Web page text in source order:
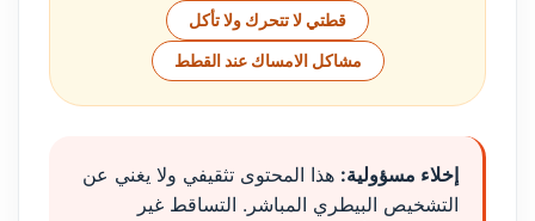
قطتي لا تتحرك ولا تأكل
مشاكل الامساك عند القطط
إخلاء مسؤولية: هذا المحتوى تثقيفي ولا يغني عن
التشخيص البيطري المباشر. التساقط غير